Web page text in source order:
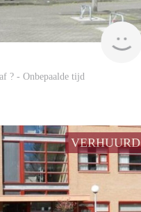
? - Onbepaalde tijd
VERHUURD